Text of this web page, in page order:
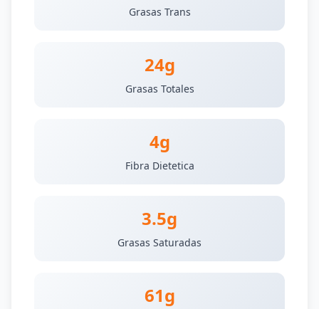
Grasas Trans
24g
Grasas Totales
4g
Fibra Dietetica
3.5g
Grasas Saturadas
61g